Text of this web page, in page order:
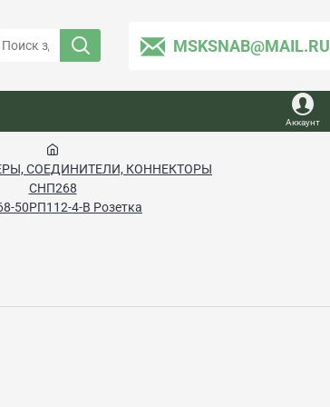
MSKSNAB@MAIL.RU
Аккаунт
СОЕДИНИТЕЛИ, КОННЕКТОРЫ
СНП268
50РП112-4-В Розетка